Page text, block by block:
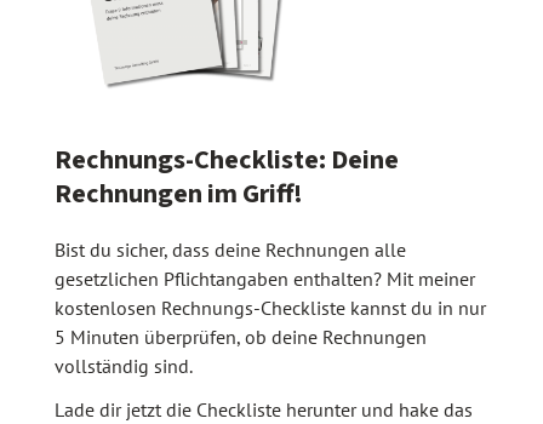
Rechnungs-Checkliste: Deine
Rechnungen im Griff!
Bist du sicher, dass deine Rechnungen alle
gesetzlichen Pflichtangaben enthalten? Mit meiner
kostenlosen Rechnungs-Checkliste kannst du in nur
5 Minuten überprüfen, ob deine Rechnungen
vollständig sind.
Lade dir jetzt die Checkliste herunter und hake das